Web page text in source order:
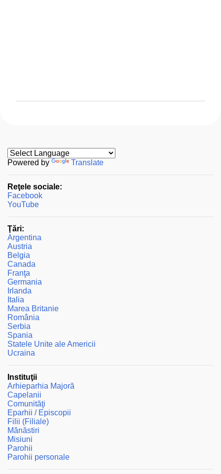
i
t
i
u
n
m
e
n
t
a
r
i
u
Powered by Translate
Reţele sociale:
Facebook
YouTube
Ţări:
Argentina
Austria
Belgia
Canada
Franţa
Germania
Irlanda
Italia
Marea Britanie
România
Serbia
Spania
Statele Unite ale Americii
Ucraina
Instituţii
Arhieparhia Majoră
Capelanii
Comunităţi
Eparhii / Episcopii
Filii (Filiale)
Mănăstiri
Misiuni
Parohii
Parohii personale